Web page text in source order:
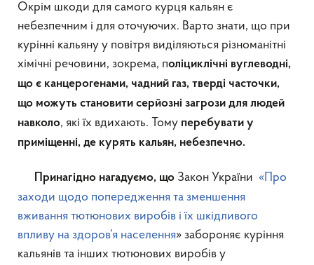
Окрім шкоди для самого курця кальян є
небезпечним і для оточуючих. Варто знати, що при
курінні кальяну у повітря виділяються різноманітні
хімічні речовини, зокрема, поліциклічні вуглеводні,
що є канцерогенами, чадний газ, тверді часточки,
що можуть становити серйозні загрози для людей
навколо, які їх вдихають. Тому перебувати у
приміщенні, де курять кальян, небезпечно.
Принагідно нагадуємо, що Закон України «Про
заходи щодо попередження та зменшення
вживання тютюнових виробів і їх шкідливого
впливу на здоров’я населення» забороняє куріння
кальянів та інших тютюнових виробів у